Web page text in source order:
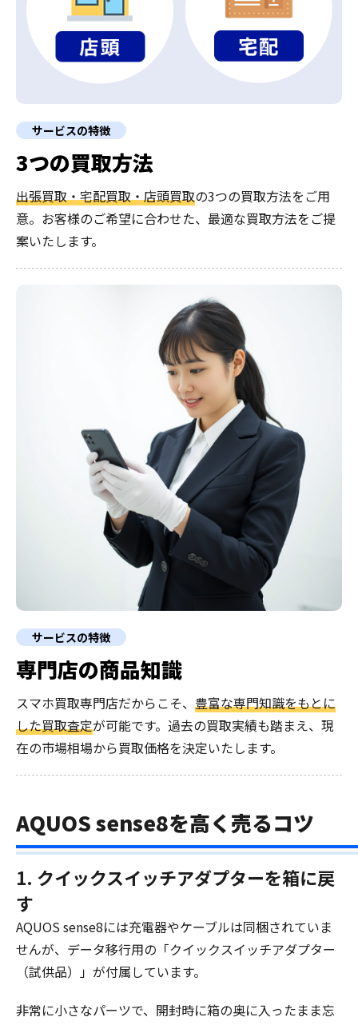
サービスの特徴
3つの買取方法
出張買取・宅配買取・店頭買取の3つの買取方法をご用
意。お客様のご希望に合わせた、最適な買取方法をご提
案いたします。
サービスの特徴
専門店の商品知識
スマホ買取専門店だからこそ、 豊富な専門知識をもとに
した買取査定が可能です。過去の買取実績も踏まえ、現
在の市場相場から買取価格を決定いたします。
AQUOS sense8を高く売るコツ
1. クイックスイッチアダプターを箱に戻
す
AQUOS sense8には充電器やケーブルは同梱されていま
せんが、データ移行用の「クイックスイッチアダプター
（試供品）」が付属しています。
非常に小さなパーツで、開封時に箱の奥に入ったまま忘